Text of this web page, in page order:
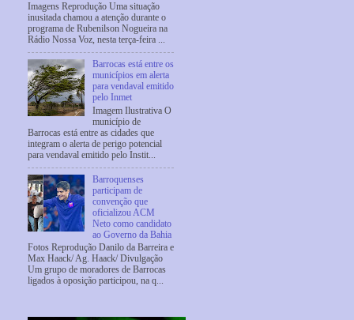
Imagens Reprodução Uma situação
inusitada chamou a atenção durante o
programa de Rubenilson Nogueira na
Rádio Nossa Voz, nesta terça-feira ...
Barrocas está entre os
municípios em alerta
para vendaval emitido
pelo Inmet
Imagem Ilustrativa O
município de
Barrocas está entre as cidades que
integram o alerta de perigo potencial
para vendaval emitido pelo Instit...
Barroquenses
participam de
convenção que
oficializou ACM
Neto como candidato
ao Governo da Bahia
Fotos Reprodução Danilo da Barreira e
Max Haack/ Ag. Haack/ Divulgação
Um grupo de moradores de Barrocas
ligados à oposição participou, na q...